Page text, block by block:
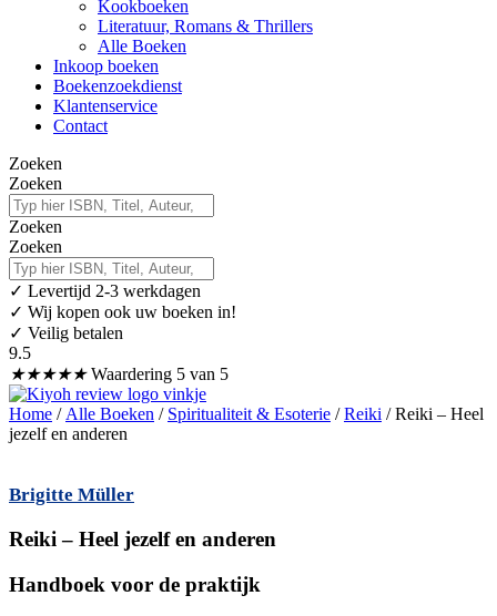
Kookboeken
Literatuur, Romans & Thrillers
Alle Boeken
Inkoop boeken
Boekenzoekdienst
Klantenservice
Contact
Zoeken
Zoeken
Zoeken
Zoeken
✓ Levertijd 2-3 werkdagen
✓ Wij kopen ook uw boeken in!
✓ Veilig betalen
9.5
★★★★★ Waardering 5 van 5
Home / Alle Boeken / Spiritualiteit & Esoterie /Reiki / Reiki – Heel
jezelf en anderen
Brigitte Müller
Reiki – Heel jezelf en anderen
Handboek voor de praktijk